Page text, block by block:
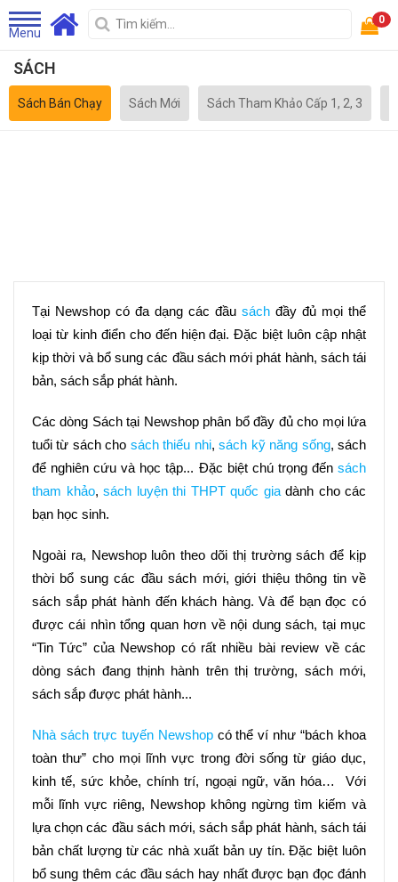
Menu
0
SÁCH
Sách Bán Chạy Sách Mới Sách Tham Khảo Cấp 1, 2, 3
Tại Newshop có đa dạng các đầu sách đầy đủ mọi thể
loại từ kinh điển cho đến hiện đại. Đặc biệt luôn cập nhật
kịp thời và bổ sung các đầu sách mới phát hành, sách tái
bản, sách sắp phát hành.
Các dòng Sách tại Newshop phân bổ đầy đủ cho mọi lứa
tuổi từ sách cho sách thiếu nhi, sách kỹ năng sống, sách
để nghiên cứu và học tập... Đặc biệt chú trọng đến sách
tham khảo, sách luyện thi THPT quốc gia dành cho các
bạn học sinh.
Ngoài ra, Newshop luôn theo dõi thị trường sách để kịp
thời bổ sung các đầu sách mới, giới thiệu thông tin về
sách sắp phát hành đến khách hàng. Và để bạn đọc có
được cái nhìn tổng quan hơn về nội dung sách, tại mục
“Tin Tức” của Newshop có rất nhiều bài review về các
dòng sách đang thịnh hành trên thị trường, sách mới,
sách sắp được phát hành...
Nhà sách trực tuyến Newshop có thể ví như “bách khoa
toàn thư” cho mọi lĩnh vực trong đời sống từ giáo dục,
kinh tế, sức khỏe, chính trí, ngoại ngữ, văn hóa…  Với
mỗi lĩnh vực riêng, Newshop không ngừng tìm kiếm và
lựa chọn các đầu sách mới, sách sắp phát hành, sách tái
bản chất lượng từ các nhà xuất bản uy tín. Đặc biệt luôn
bổ sung thêm các đầu sách hay nhất được bạn đọc đánh